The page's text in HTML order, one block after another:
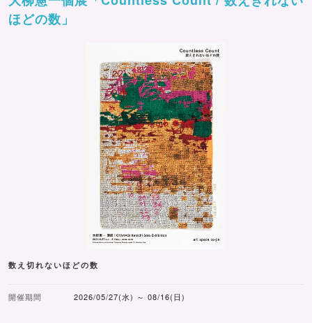
ほどの数」
数え切れないほどの数
開催期間 2026/05/27(水) ～ 08/16(日)